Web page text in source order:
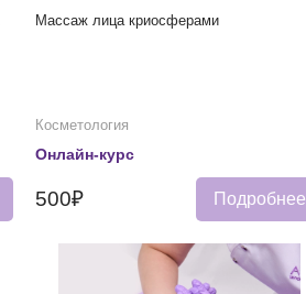
Массаж лица криосферами
Косметология
Онлайн-курс
500₽ Подробнее